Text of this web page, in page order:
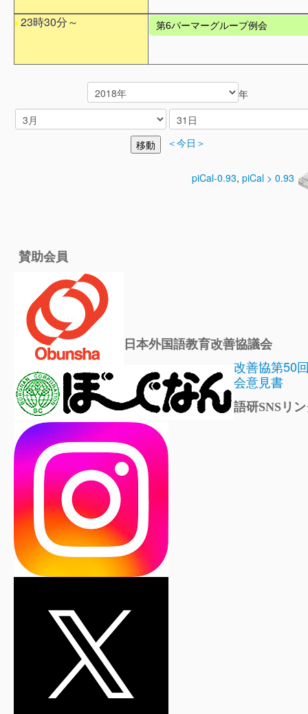
23時30分～
第6パーマーグループ例会
年
＜今日＞
piCal-0.93, piCal > 0.93
賛助会員
日本外国語教育改善協議会
改善協第50
会意見書
語研SNSリ